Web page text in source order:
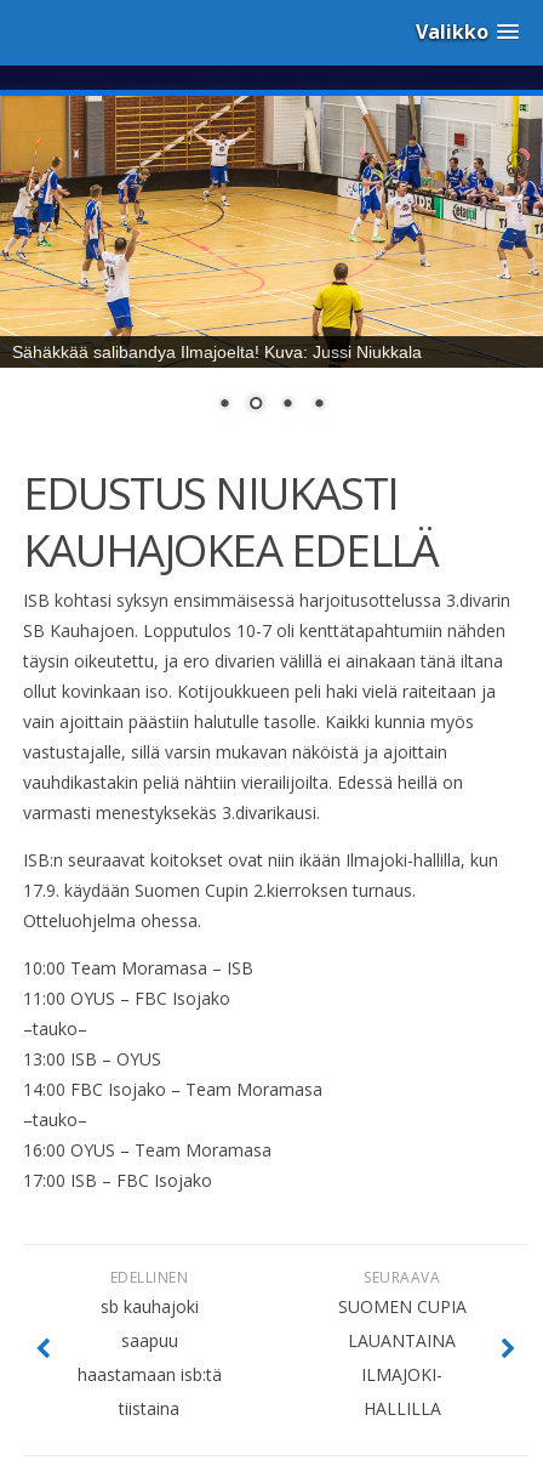
Valikko
Sähäkkää salibandya Ilmajoelta! Kuva: Jussi Niukkala
EDUSTUS NIUKASTI
KAUHAJOKEA EDELLÄ
ISB kohtasi syksyn ensimmäisessä harjoitusottelussa 3.divarin
SB Kauhajoen. Lopputulos 10-7 oli kenttätapahtumiin nähden
täysin oikeutettu, ja ero divarien välillä ei ainakaan tänä iltana
ollut kovinkaan iso. Kotijoukkueen peli haki vielä raiteitaan ja
vain ajoittain päästiin halutulle tasolle. Kaikki kunnia myös
vastustajalle, sillä varsin mukavan näköistä ja ajoittain
vauhdikastakin peliä nähtiin vierailijoilta. Edessä heillä on
varmasti menestyksekäs 3.divarikausi.
ISB:n seuraavat koitokset ovat niin ikään Ilmajoki-hallilla, kun
17.9. käydään Suomen Cupin 2.kierroksen turnaus.
Otteluohjelma ohessa.
10:00 Team Moramasa – ISB
11:00 OYUS – FBC Isojako
–tauko–
13:00 ISB – OYUS
14:00 FBC Isojako – Team Moramasa
–tauko–
16:00 OYUS – Team Moramasa
17:00 ISB – FBC Isojako
SEURAAVA
SUOMEN CUPIA
LAUANTAINA
ILMAJOKI-
HALLILLA
EDELLINEN
sb kauhajoki
saapuu
haastamaan isb:tä
tiistaina